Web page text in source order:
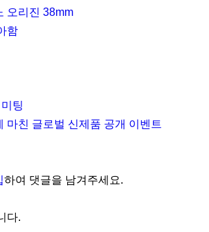
오리진 38mm
함
팅
마친 글로벌 신제품 공개 이벤트
하여 댓글을 남겨주세요.
다.